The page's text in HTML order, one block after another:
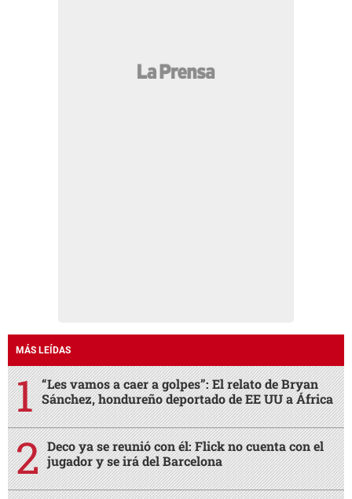
MÁS LEÍDAS
“Les vamos a caer a golpes”: El relato de Bryan
Sánchez, hondureño deportado de EE UU a África
Deco ya se reunió con él: Flick no cuenta con el
jugador y se irá del Barcelona